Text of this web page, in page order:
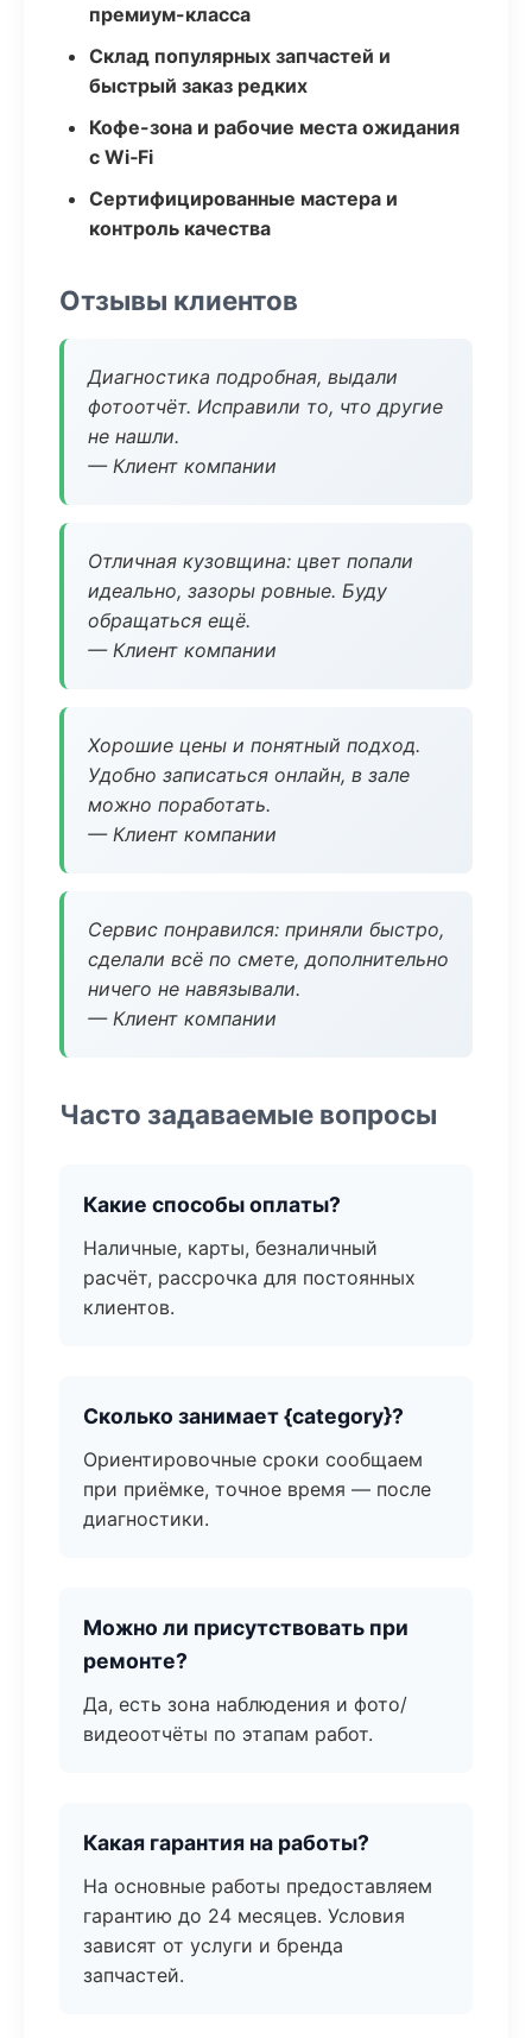
премиум-класса
Склад популярных запчастей и
быстрый заказ редких
Кофе-зона и рабочие места ожидания
с Wi‑Fi
Сертифицированные мастера и
контроль качества
Отзывы клиентов
Диагностика подробная, выдали
фотоотчёт. Исправили то, что другие
не нашли.
— Клиент компании
Отличная кузовщина: цвет попали
идеально, зазоры ровные. Буду
обращаться ещё.
— Клиент компании
Хорошие цены и понятный подход.
Удобно записаться онлайн, в зале
можно поработать.
— Клиент компании
Сервис понравился: приняли быстро,
сделали всё по смете, дополнительно
ничего не навязывали.
— Клиент компании
Часто задаваемые вопросы
Какие способы оплаты?
Наличные, карты, безналичный
расчёт, рассрочка для постоянных
клиентов.
Сколько занимает {category}?
Ориентировочные сроки сообщаем
при приёмке, точное время — после
диагностики.
Можно ли присутствовать при
ремонте?
Да, есть зона наблюдения и фото/
видеоотчёты по этапам работ.
Какая гарантия на работы?
На основные работы предоставляем
гарантию до 24 месяцев. Условия
зависят от услуги и бренда
запчастей.